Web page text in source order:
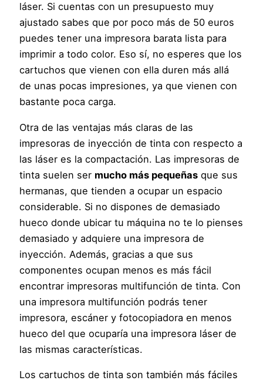
láser. Si cuentas con un presupuesto muy
ajustado sabes que por poco más de 50 euros
puedes tener una impresora barata lista para
imprimir a todo color. Eso sí, no esperes que los
cartuchos que vienen con ella duren más allá
de unas pocas impresiones, ya que vienen con
bastante poca carga.
Otra de las ventajas más claras de las
impresoras de inyección de tinta con respecto a
las láser es la compactación. Las impresoras de
tinta suelen ser mucho más pequeñas que sus
hermanas, que tienden a ocupar un espacio
considerable. Si no dispones de demasiado
hueco donde ubicar tu máquina no te lo pienses
demasiado y adquiere una impresora de
inyección. Además, gracias a que sus
componentes ocupan menos es más fácil
encontrar impresoras multifunción de tinta. Con
una impresora multifunción podrás tener
impresora, escáner y fotocopiadora en menos
hueco del que ocuparía una impresora láser de
las mismas características.
Los cartuchos de tinta son también más fáciles